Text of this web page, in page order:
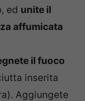
ed unite il
affumicata
il fuoco
inserita
Aggiungete